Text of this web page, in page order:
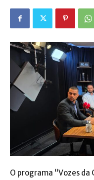
O programa “Vozes da